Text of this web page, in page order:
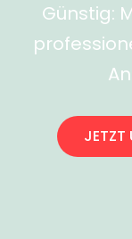
Günstig:
JETZT